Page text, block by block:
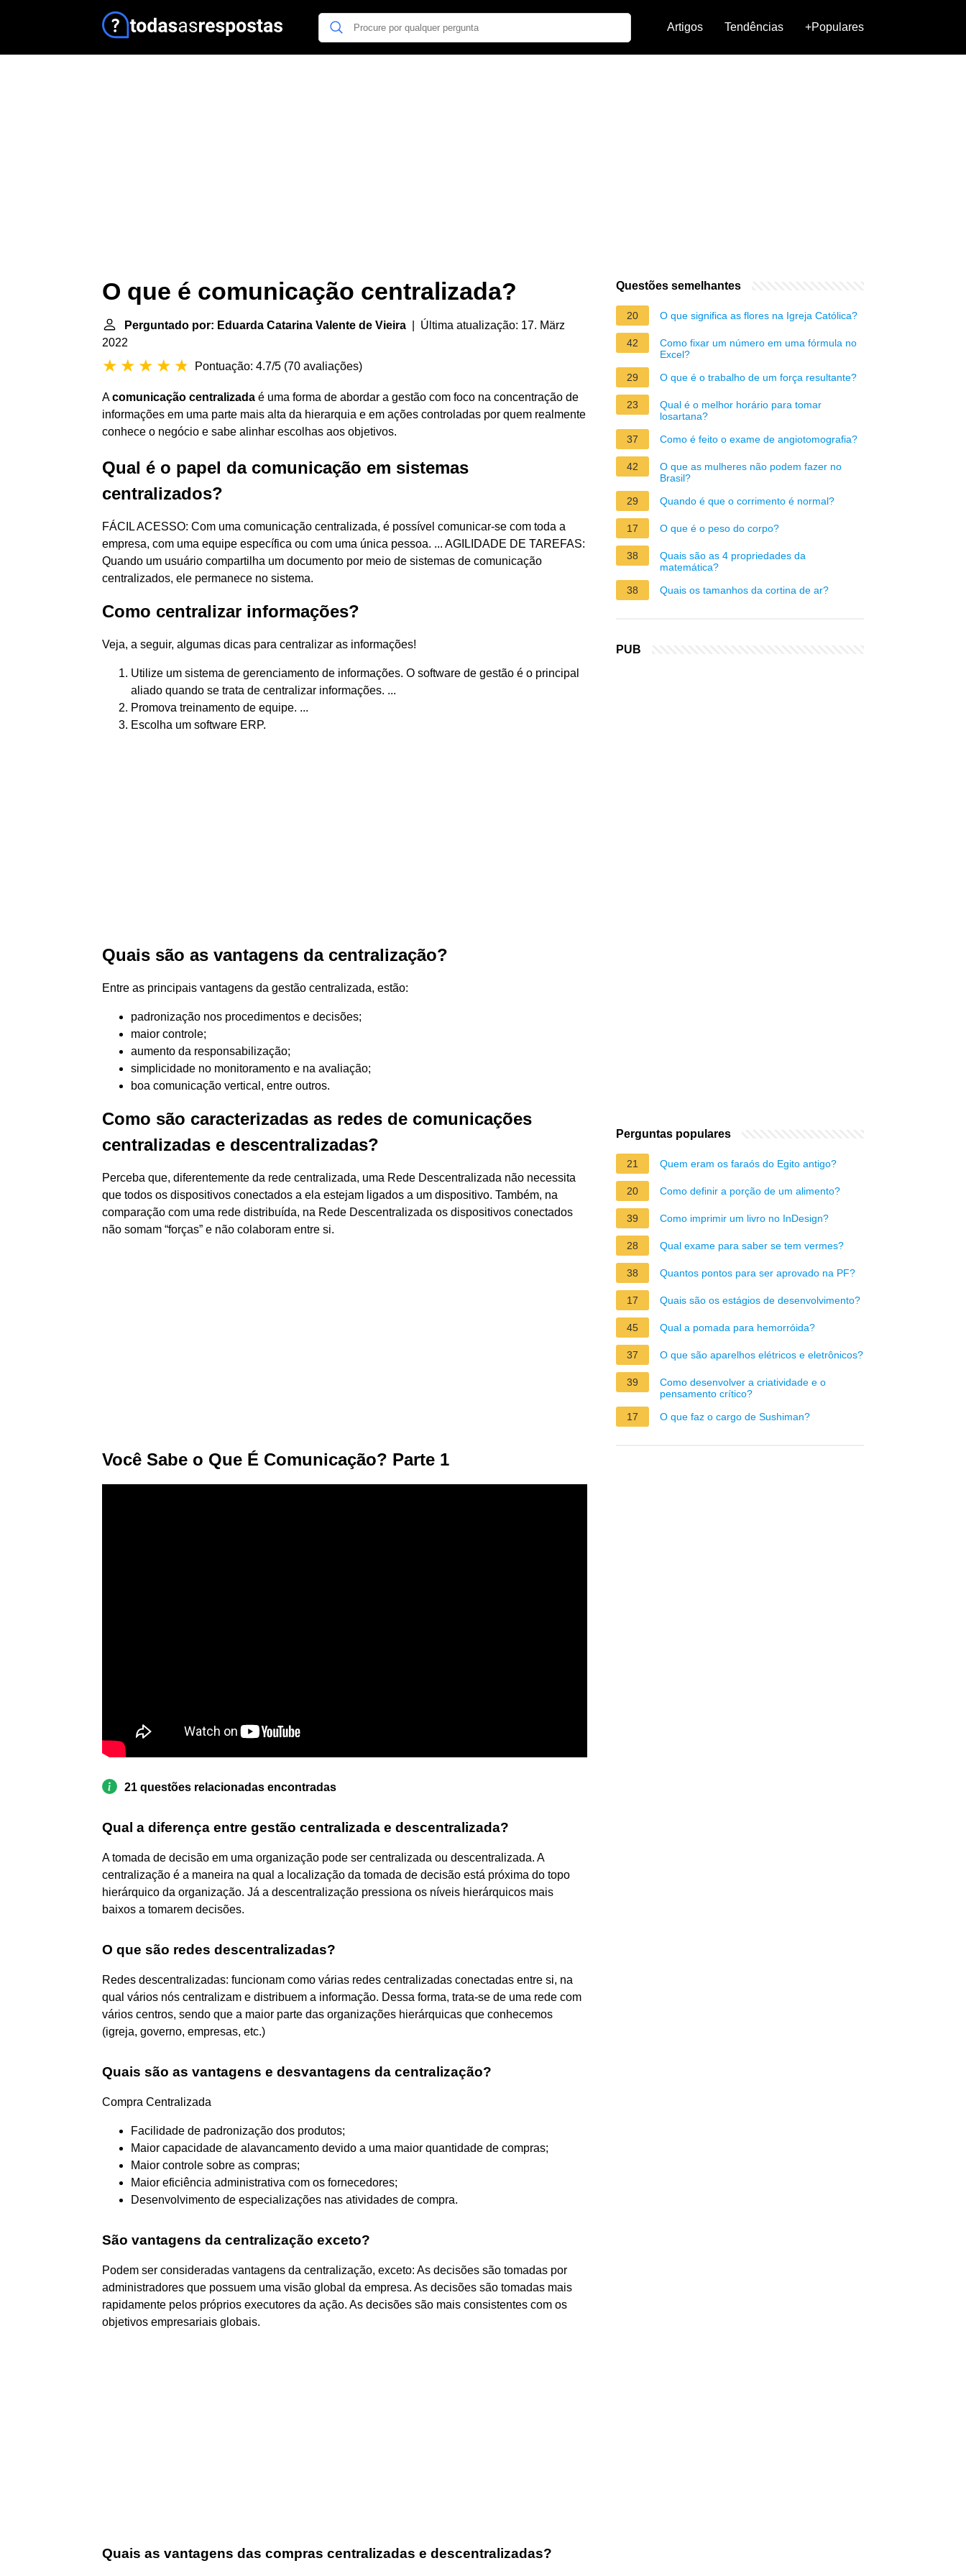
Artigos Tendências +Populares
O que é comunicação centralizada?
Perguntado por: Eduarda Catarina Valente de Vieira | Última atualização: 17. März
2022
Pontuação: 4.7/5 (70 avaliações)
Acomunicação centralizada é uma forma de abordar a gestão com foco na concentração de
informações em uma parte mais alta da hierarquia e em ações controladas por quem realmente
conhece o negócio e sabe alinhar escolhas aos objetivos.
Qual é o papel da comunicação em sistemas
centralizados?
FÁCIL ACESSO: Com uma comunicação centralizada, é possível comunicar-se com toda a
empresa, com uma equipe específica ou com uma única pessoa. ... AGILIDADE DE TAREFAS:
Quando um usuário compartilha um documento por meio de sistemas de comunicação
centralizados, ele permanece no sistema.
Como centralizar informações?
Veja, a seguir, algumas dicas para centralizar as informações!
Utilize um sistema de gerenciamento de informações. O software de gestão é o principal
aliado quando se trata de centralizar informações. ...
Promova treinamento de equipe. ...
Escolha um software ERP.
Quais são as vantagens da centralização?
Entre as principais vantagens da gestão centralizada, estão:
padronização nos procedimentos e decisões;
maior controle;
aumento da responsabilização;
simplicidade no monitoramento e na avaliação;
boa comunicação vertical, entre outros.
Como são caracterizadas as redes de comunicações
centralizadas e descentralizadas?
Perceba que, diferentemente da rede centralizada, uma Rede Descentralizada não necessita
que todos os dispositivos conectados a ela estejam ligados a um dispositivo. Também, na
comparação com uma rede distribuída, na Rede Descentralizada os dispositivos conectados
não somam “forças” e não colaboram entre si.
Você Sabe o Que É Comunicação? Parte 1
21 questões relacionadas encontradas
Qual a diferença entre gestão centralizada e descentralizada?
A tomada de decisão em uma organização pode ser centralizada ou descentralizada. A
centralização é a maneira na qual a localização da tomada de decisão está próxima do topo
hierárquico da organização. Já a descentralização pressiona os níveis hierárquicos mais
baixos a tomarem decisões.
O que são redes descentralizadas?
Redes descentralizadas: funcionam como várias redes centralizadas conectadas entre si, na
qual vários nós centralizam e distribuem a informação. Dessa forma, trata-se de uma rede com
vários centros, sendo que a maior parte das organizações hierárquicas que conhecemos
(igreja, governo, empresas, etc.)
Quais são as vantagens e desvantagens da centralização?
Compra Centralizada
Facilidade de padronização dos produtos;
Maior capacidade de alavancamento devido a uma maior quantidade de compras;
Maior controle sobre as compras;
Maior eficiência administrativa com os fornecedores;
Desenvolvimento de especializações nas atividades de compra.
São vantagens da centralização exceto?
Podem ser consideradas vantagens da centralização, exceto: As decisões são tomadas por
administradores que possuem uma visão global da empresa. As decisões são tomadas mais
rapidamente pelos próprios executores da ação. As decisões são mais consistentes com os
objetivos empresariais globais.
Quais as vantagens das compras centralizadas e descentralizadas?
Questões semelhantes
20 O que significa as flores na Igreja Católica?
42
Como fixar um número em uma fórmula no
Excel?
29
O que é o trabalho de um força resultante?
23
Qual é o melhor horário para tomar
losartana?
37
Como é feito o exame de angiotomografia?
42
O que as mulheres não podem fazer no
Brasil?
29
Quando é que o corrimento é normal?
17 O que é o peso do corpo?
38
Quais são as 4 propriedades da
matemática?
38
Quais os tamanhos da cortina de ar?
PUB
Perguntas populares
21 Quem eram os faraós do Egito antigo?
20 Como definir a porção de um alimento?
39 Como imprimir um livro no InDesign?
28 Qual exame para saber se tem vermes?
38 Quantos pontos para ser aprovado na PF?
17 Quais são os estágios de desenvolvimento?
45 Qual a pomada para hemorróida?
37 O que são aparelhos elétricos e eletrônicos?
39
Como desenvolver a criatividade e o
pensamento crítico?
17
O que faz o cargo de Sushiman?